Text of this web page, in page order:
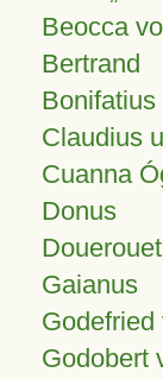
Beocca
Bertrand
Claudius
Cuanna
Donus
Douerouet
Gaianus
Godefried
Godobert